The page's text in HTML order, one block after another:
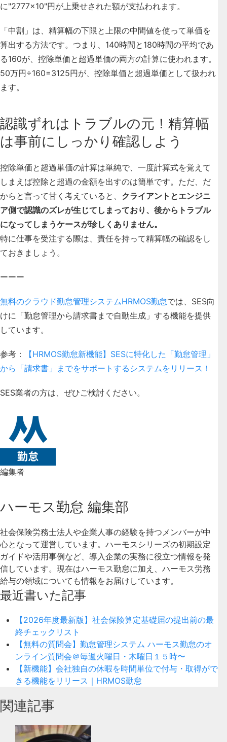
に"2777×10"円が上乗せされた額が支払われます。
「中割」は、 精算幅の下限と上限の中間値を使って単価を
算出する方法です。つまり、140時間と180時間の平均であ
る160が、控除単価と超過単価の両方の計算に使われます。
50万円÷160=3125円が、控除単価と超過単価として扱われ
ます。
認識ずれはトラブルの元！精算幅
は事前にしっかり確認しよう
控除単価と超過単価の計算は単純で、一度計算式を覚えて
しまえば控除と超過の金額を出すのは簡単です。ただ、だ
からと言って甘く考えていると、 クライアントとエンジニ
ア側で認識のズレが生じてしまっており、後からトラブル
になってしまうケースが珍しくありません。
特に仕事を受注する際は、責任を持って精算幅の確認をし
ておきましょう。
ーーー
無料のクラウド勤怠管理システムHRMOS勤怠では、SES向
けに「勤怠管理から請求書まで自動生成」する機能を提供
しています。
参考：
【HRMOS勤怠新機能】SESに特化した「勤怠管理」
から「請求書」までをサポートするシステムをリリース！
SES業者の方は、ぜひご検討ください。
編集者
ハーモス勤怠 編集部
社会保険労務士法人や企業人事の経験を持つメンバーが中
心となって運営しています。ハーモスシリーズの初期設定
ガイドや活用事例など、導入企業の実務に役立つ情報を発
信しています。現在はハーモス勤怠に加え、ハーモス労務
給与の領域についても情報をお届けしています。
最近書いた記事
【2026年度最新版】社会保険算定基礎届の提出前の最
終チェックリスト
【無料の質問会】勤怠管理システム ハーモス勤怠のオ
ンライン質問会＠毎週火曜日・木曜日１５時〜
【新機能】会社独自の休暇を時間単位で付与・取得がで
きる機能をリリース｜HRMOS勤怠
関連記事